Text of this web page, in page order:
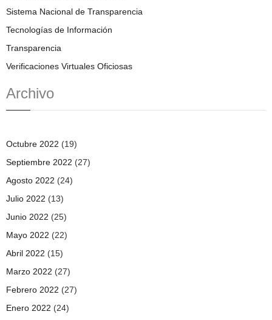
Sistema Nacional de Transparencia
Tecnologías de Información
Transparencia
Verificaciones Virtuales Oficiosas
Archivo
Octubre 2022 (19)
Septiembre 2022 (27)
Agosto 2022 (24)
Julio 2022 (13)
Junio 2022 (25)
Mayo 2022 (22)
Abril 2022 (15)
Marzo 2022 (27)
Febrero 2022 (27)
Enero 2022 (24)